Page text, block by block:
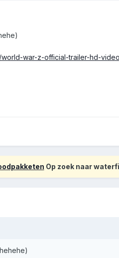
war-z-official-trailer-hd-
Op zoek naar